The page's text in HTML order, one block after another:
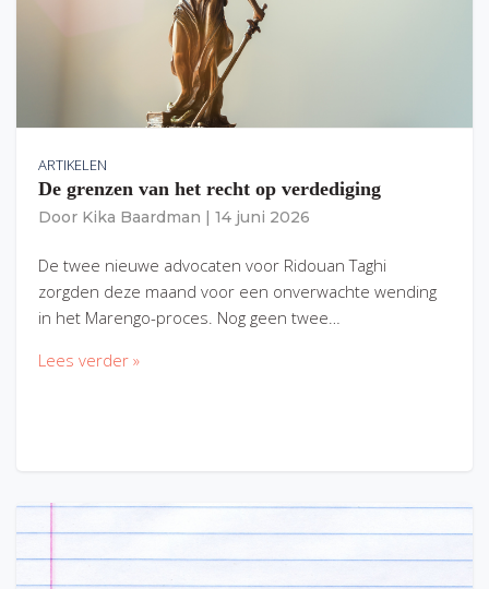
ARTIKELEN
De grenzen van het recht op verdediging
Door Kika Baardman 14 juni 2026
De twee nieuwe advocaten voor Ridouan Taghi
zorgden deze maand voor een onverwachte wending
in het Marengo-proces. Nog geen twee…
Lees verder »